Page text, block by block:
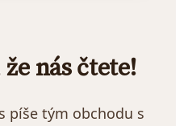
nás čtete!
píše tým obchodu s